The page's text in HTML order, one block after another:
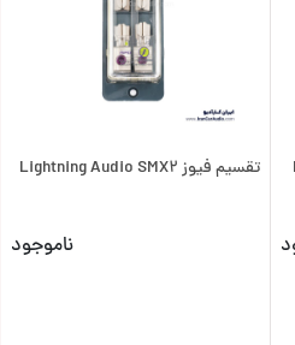
تقسیم فیوز Lightning Audio SMX2
ناموجود